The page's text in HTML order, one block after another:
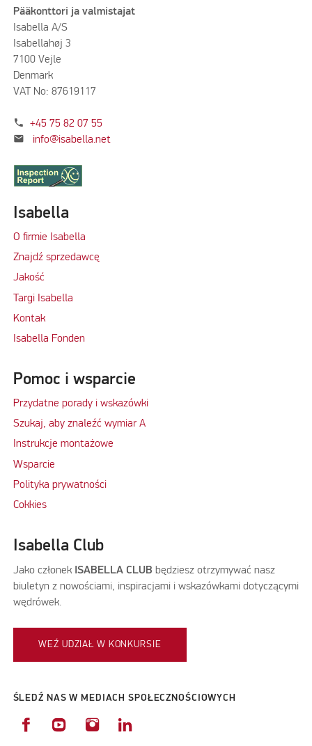
Pääkonttori ja valmistajat
Isabella A/S
Isabellahøj 3
7100 Vejle
Denmark
VAT No: 87619117
phone +45 75 82 07 55
mail info@isabella.net
Isabella
O firmie Isabella
Znajdź sprzedawcę
Jakość
Targi Isabella
Kontak
Isabella Fonden
Pomoc i wsparcie
Przydatne porady i wskazówki
Szukaj, aby znaleźć wymiar A
Instrukcje montażowe
Wsparcie
Polityka prywatności
Cokkies
Isabella Club
Jako członekISABELLA CLUB będziesz otrzymywać nasz
biuletyn z nowościami, inspiracjami i wskazówkami dotyczącymi
wędrówek.
WEŹ UDZIAŁ W KONKURSIE
ŚLEDŹ NAS W MEDIACH SPOŁECZNOŚCIOWYCH